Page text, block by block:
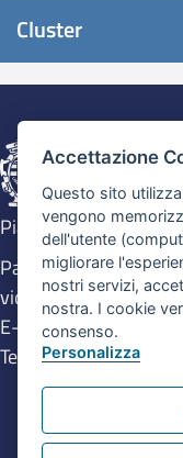
Cluster
Piazza Maggiore n.
Pari Opportunità,
violenza di genere.
E-mail.
Tel.
051 2195644
Cerca nel
Accettazione
Questo sito
vengono
dell'utente
migliorare
nostri servizi,
nostra. I cookie
consenso.
Personalizza